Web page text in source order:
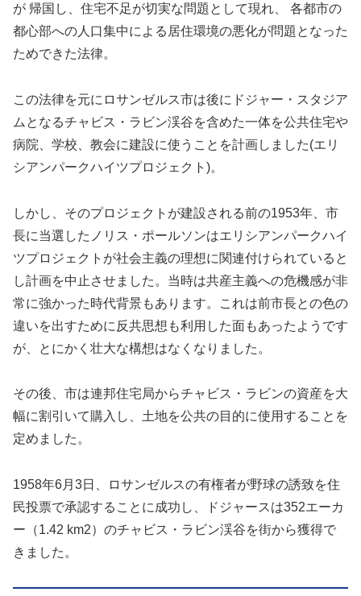
が 帰国し、住宅不足が切実な問題として現れ、 各都市の
都心部への人口集中による居住環境の悪化が問題となった
ためできた法律。
この法律を元にロサンゼルス市は後にドジャー・スタジア
ムとなるチャビス・ラビン渓谷を含めた一体を公共住宅や
病院、学校、教会に建設に使うことを計画しました(エリ
シアンパークハイツプロジェクト)。
しかし、そのプロジェクトが建設される前の1953年、市
長に当選したノリス・ポールソンはエリシアンパークハイ
ツプロジェクトが社会主義の理想に関連付けられていると
し計画を中止させました。当時は共産主義への危機感が非
常に強かった時代背景もあります。これは前市長との色の
違いを出すために反共思想も利用した面もあったようです
が、とにかく壮大な構想はなくなりました。
その後、市は連邦住宅局からチャビス・ラビンの資産を大
幅に割引いて購入し、土地を公共の目的に使用することを
定めました。
1958年6月3日、ロサンゼルスの有権者が野球の誘致を住
民投票で承認することに成功し、ドジャースは352エーカ
ー（1.42 km2）のチャビス・ラビン渓谷を街から獲得で
きました。